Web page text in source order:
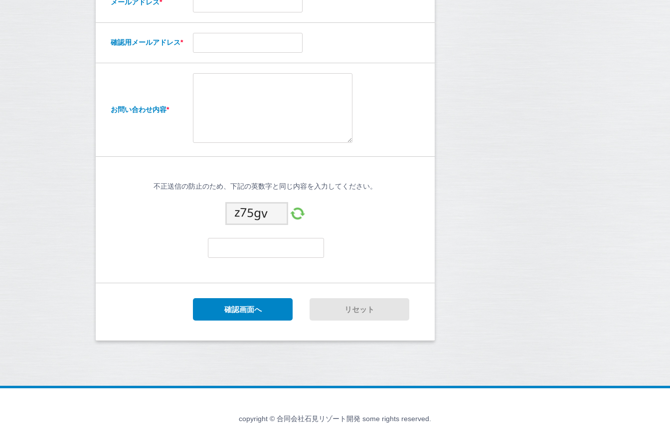
メールアドレス*
確認用メールアドレス*
お問い合わせ内容*
不正送信の防止のため、下記の英数字と同じ内容を入力してください。
copyright © 合同会社石見リゾート開発 some rights reserved.